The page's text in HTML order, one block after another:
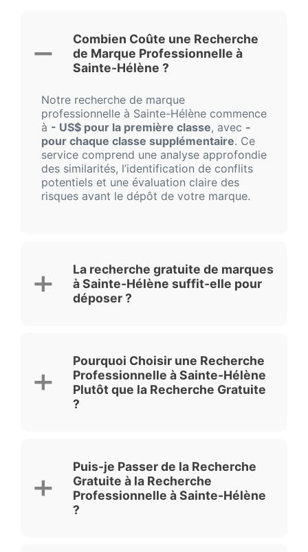
Combien Coûte une Recherche
de Marque Professionnelle à
Sainte-Hélène ?
Notre recherche de marque
professionnelle à Sainte-Hélène commence
à - US$ pour la première classe, avec -
pour chaque classe supplémentaire. Ce
service comprend une analyse approfondie
des similarités, l’identification de conflits
potentiels et une évaluation claire des
risques avant le dépôt de votre marque.
La recherche gratuite de marques
à Sainte-Hélène suffit-elle pour
déposer ?
Pourquoi Choisir une Recherche
Professionnelle à Sainte-Hélène
Plutôt que la Recherche Gratuite
?
Puis-je Passer de la Recherche
Gratuite à la Recherche
Professionnelle à Sainte-Hélène
?